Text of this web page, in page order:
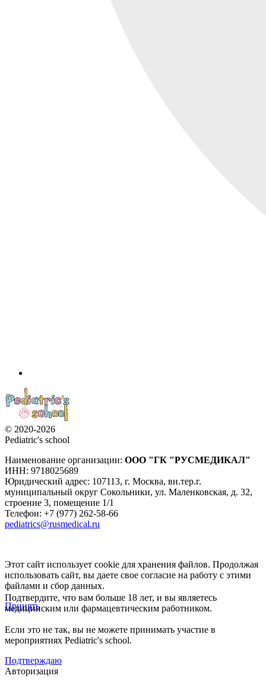
© 2020-2026
Pediatric's school
Наименование организации: ООО "ГК "РУСМЕДИКАЛ"
ИНН: 9718025689
Юридический адрес: 107113, г. Москва, вн.тер.г.
муниципальный округ Сокольники, ул. Маленковская, д. 32,
строение 3, помещение 1/1
Телефон: +7 (977) 262-58-66
pediatrics@rusmedical.ru
Этот сайт использует cookie для хранения файлов. Продолжая
использовать сайт, вы даете свое согласие на работу с этими
файлами и сбор данных.
Принять
Подтвердите, что вам больше 18 лет, и вы являетесь
медицинским или фармацевтическим работником.
Если это не так, вы не можете принимать участие в
мероприятиях Pediatric's school.
Подтверждаю
Авторизация